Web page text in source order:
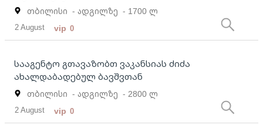
თბილისი - ადგილზე - 1700 ლ
2 August vip 0
სააგენტო გთავაზობთ ვაკანსიას ძიძა
ახალდაბადებულ ბავშვთან
თბილისი - ადგილზე - 2800 ლ
2 August vip 0